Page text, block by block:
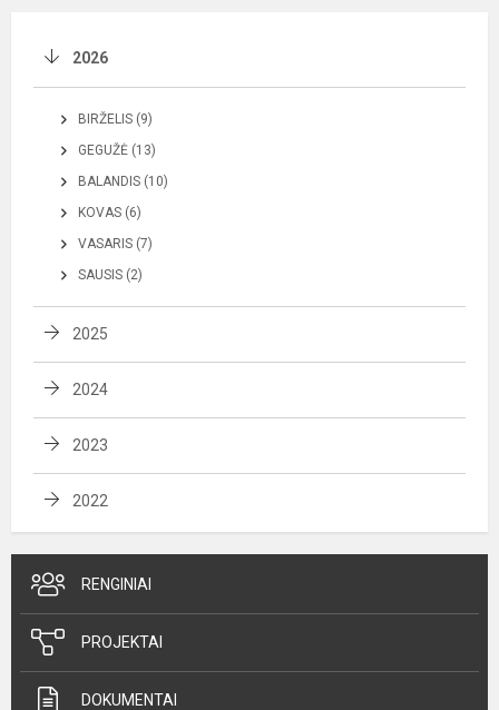
2026
BIRŽELIS (9)
GEGUŽĖ (13)
BALANDIS (10)
KOVAS (6)
VASARIS (7)
SAUSIS (2)
2025
2024
2023
2022
RENGINIAI
PROJEKTAI
DOKUMENTAI